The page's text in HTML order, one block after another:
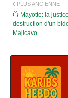
PLUS ANCIENNE
📺 Mayotte: la
destruction d'un
Majicavo